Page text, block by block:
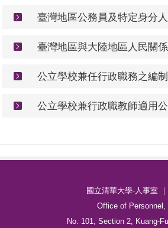
臺灣地區公務員及特定身分
臺灣地區與大陸地區人民關
公立學校兼任行政職務之編
公立學校兼行政職教師適用
國立清華大學-人事室
Office of Personnel,
No. 101, Section 2, Kuang-